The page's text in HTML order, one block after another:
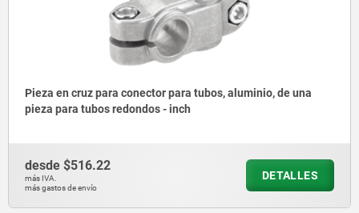
Pieza en cruz para conector para tubos, aluminio, de una
pieza para tubos redondos - inch
desde $516.22
más IVA.
más gastos de envío
DETALLES